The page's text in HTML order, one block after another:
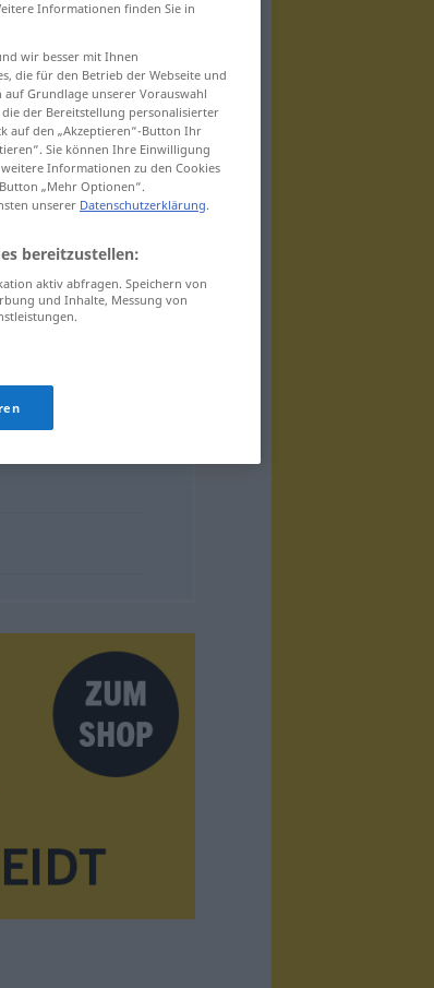
Informationen finden Sie in
wir besser mit Ihnen
die für den Betrieb der Webseite und
Grundlage unserer Vorauswahl
der Bereitstellung personalisierter
auf den „Akzeptieren“-Button Ihr
Sie können Ihre Einwilligung
Informationen zu den Cookies
„Mehr Optionen“.
unserer Datenschutzerklärung.
bereitzustellen:
aktiv abfragen. Speichern von
und Inhalte, Messung von